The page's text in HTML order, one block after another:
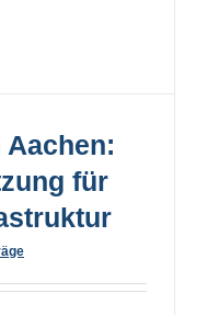
Aachen:
für